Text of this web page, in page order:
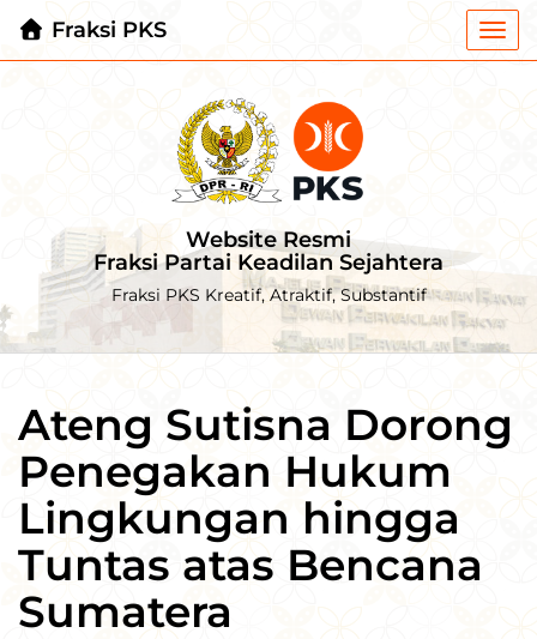
Fraksi PKS
Website Resmi
Fraksi Partai Keadilan Sejahtera
Fraksi PKS Kreatif, Atraktif, Substantif
Ateng Sutisna Dorong
Penegakan Hukum
Lingkungan hingga
Tuntas atas Bencana
Sumatera